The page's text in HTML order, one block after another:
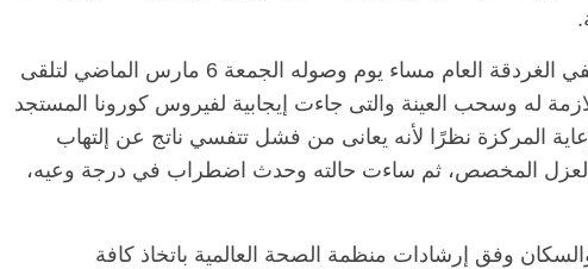
وأكد البيان أن المصاب توجه إلى مستشفي الغردقة العام مساء يوم وصوله الجمعة 6 مارس الماضي لتلقى
له وسحب العينة والتى جاءت إيجابية لفيروس كورونا المستجد
الرعاية المركزة نظرًا لأنه يعانى من فشل تتفسي ناتج عن إلتهاب
المخصص، ثم ساءت حالته وحدث اضطراب في درجة وعيه،
وفق إرشادات منظمة الصحة العالمية باتخاذ كافة